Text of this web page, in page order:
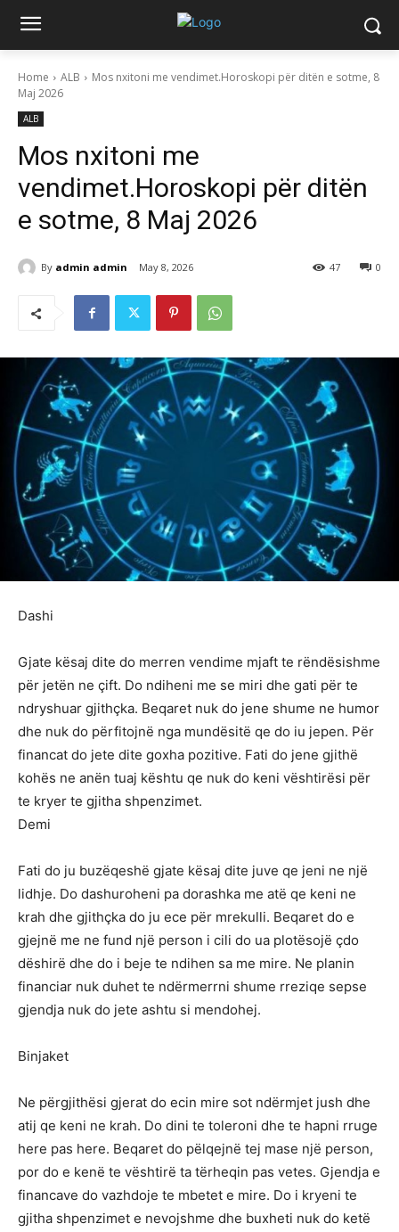
Home ALB
Mos nxitoni me vendimet.Horoskopi për ditën e sotme, 8
Maj 2026
ALB
Mos nxitoni me
vendimet.Horoskopi për ditën
e sotme, 8 Maj 2026
By admin admin May 8, 2026 0
47
Dashi
Gjate kësaj dite do merren vendime mjaft te rëndësishme
për jetën ne çift. Do ndiheni me se miri dhe gati për te
ndryshuar gjithçka. Beqaret nuk do jene shume ne humor
dhe nuk do përfitojnë nga mundësitë qe do iu jepen. Për
financat do jete dite goxha pozitive. Fati do jene gjithë
kohës ne anën tuaj kështu qe nuk do keni vështirësi për
te kryer te gjitha shpenzimet.
Demi
Fati do ju buzëqeshë gjate kësaj dite juve qe jeni ne një
lidhje. Do dashuroheni pa dorashka me atë qe keni ne
krah dhe gjithçka do ju ece për mrekulli. Beqaret do e
gjejnë me ne fund një person i cili do ua plotësojë çdo
dëshirë dhe do i beje te ndihen sa me mire. Ne planin
financiar nuk duhet te ndërmerrni shume rreziqe sepse
gjendja nuk do jete ashtu si mendohej.
Binjaket
Ne përgjithësi gjerat do ecin mire sot ndërmjet jush dhe
atij qe keni ne krah. Do dini te toleroni dhe te hapni rruge
here pas here. Beqaret do pëlqejnë tej mase një person,
por do e kenë te vështirë ta tërheqin pas vetes. Gjendja e
financave do vazhdoje te mbetet e mire. Do i kryeni te
gjitha shpenzimet e nevojshme dhe buxheti nuk do ketë